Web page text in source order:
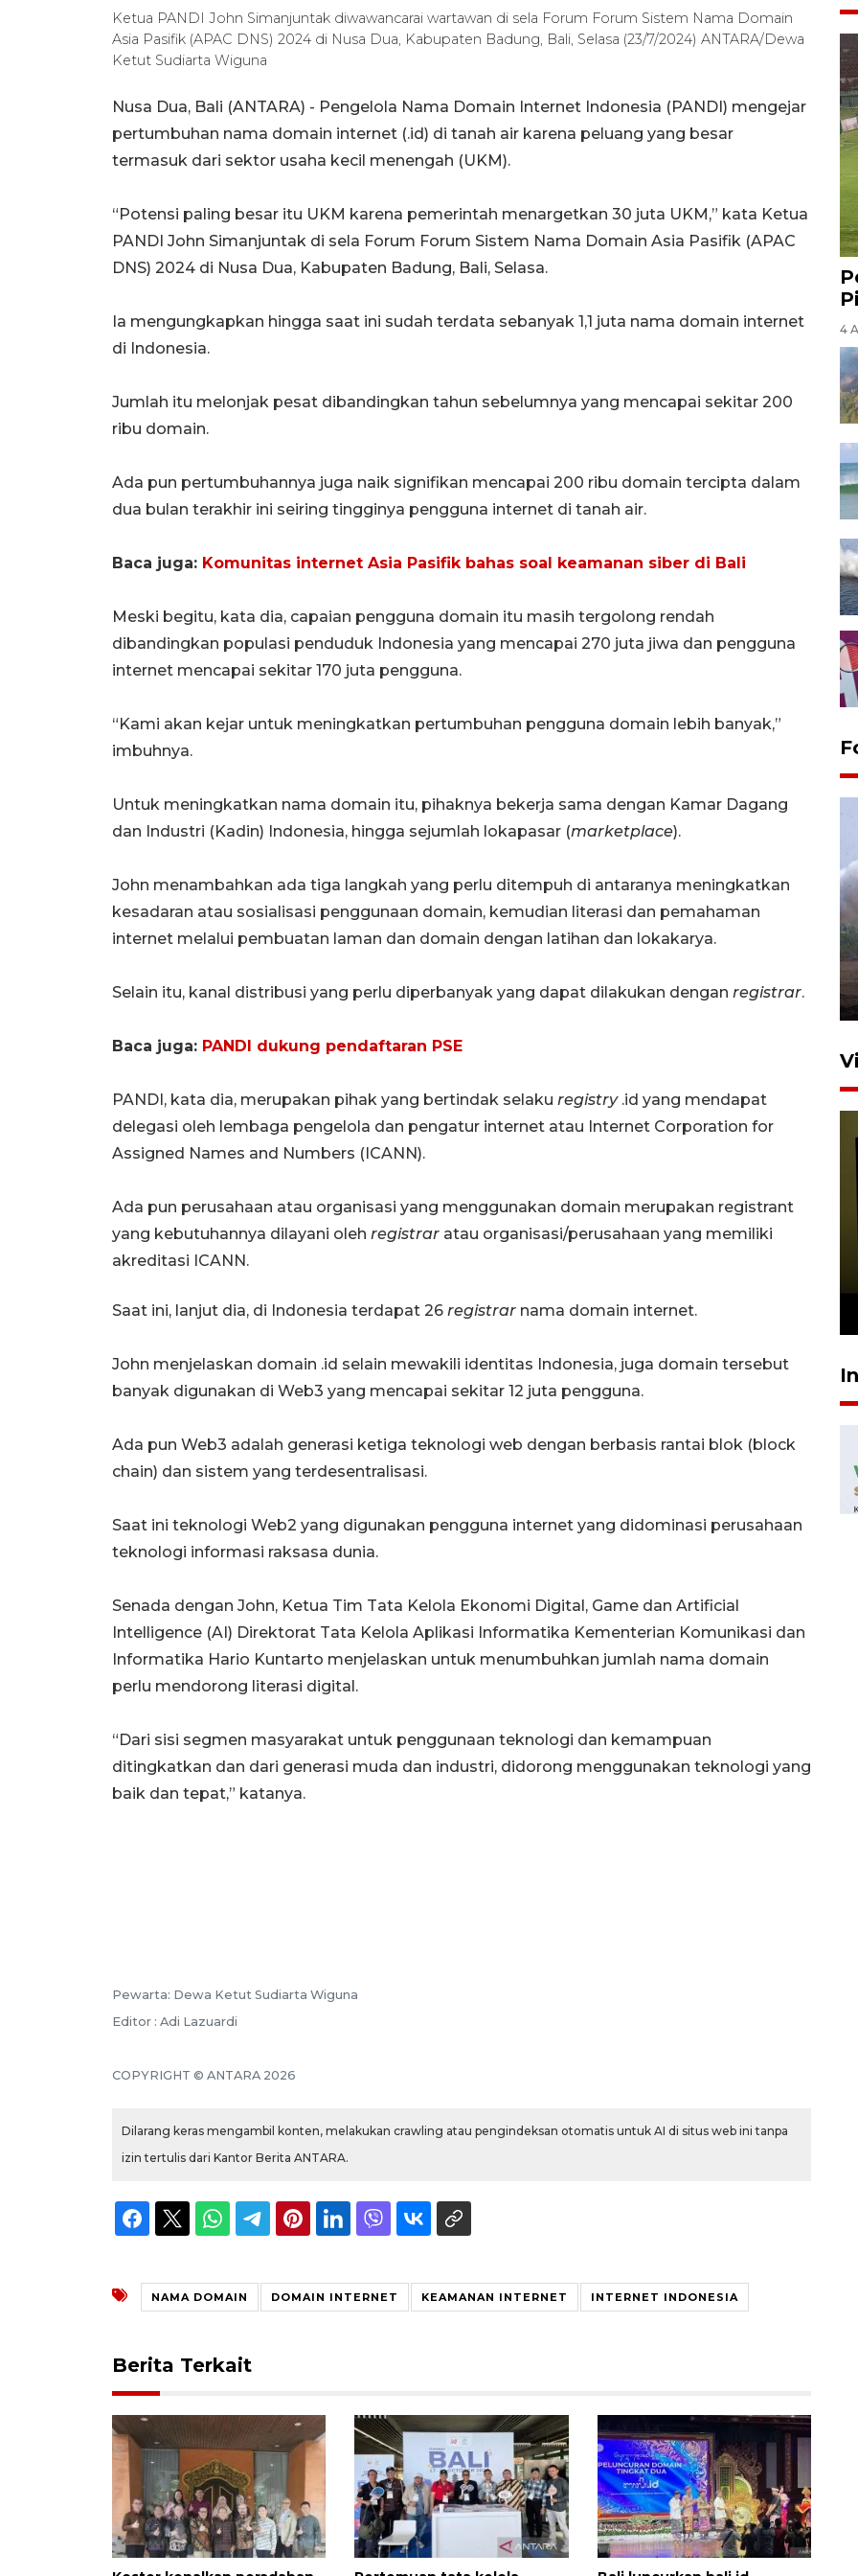
Ketua PANDI John Simanjuntak diwawancarai wartawan di sela Forum Forum Sistem Nama Domain
Asia Pasifik (APAC DNS) 2024 di Nusa Dua, Kabupaten Badung, Bali, Selasa (23/7/2024) ANTARA/Dewa
Ketut Sudiarta Wiguna
Nusa Dua, Bali (ANTARA) - Pengelola Nama Domain Internet Indonesia (PANDI) mengejar
pertumbuhan nama domain internet (.id) di tanah air karena peluang yang besar
termasuk dari sektor usaha kecil menengah (UKM).
“Potensi paling besar itu UKM karena pemerintah menargetkan 30 juta UKM,” kata Ketua
PANDI John Simanjuntak di sela Forum Forum Sistem Nama Domain Asia Pasifik (APAC
DNS) 2024 di Nusa Dua, Kabupaten Badung, Bali, Selasa.
Ia mengungkapkan hingga saat ini sudah terdata sebanyak 1,1 juta nama domain internet
di Indonesia.
Jumlah itu melonjak pesat dibandingkan tahun sebelumnya yang mencapai sekitar 200
ribu domain.
Ada pun pertumbuhannya juga naik signifikan mencapai 200 ribu domain tercipta dalam
dua bulan terakhir ini seiring tingginya pengguna internet di tanah air.
Baca juga: Komunitas internet Asia Pasifik bahas soal keamanan siber di Bali
Meski begitu, kata dia, capaian pengguna domain itu masih tergolong rendah
dibandingkan populasi penduduk Indonesia yang mencapai 270 juta jiwa dan pengguna
internet mencapai sekitar 170 juta pengguna.
“Kami akan kejar untuk meningkatkan pertumbuhan pengguna domain lebih banyak,”
imbuhnya.
Untuk meningkatkan nama domain itu, pihaknya bekerja sama dengan Kamar Dagang
dan Industri (Kadin) Indonesia, hingga sejumlah lokapasar (marketplace).
John menambahkan ada tiga langkah yang perlu ditempuh di antaranya meningkatkan
kesadaran atau sosialisasi penggunaan domain, kemudian literasi dan pemahaman
internet melalui pembuatan laman dan domain dengan latihan dan lokakarya.
Selain itu, kanal distribusi yang perlu diperbanyak yang dapat dilakukan dengan registrar.
Baca juga: PANDI dukung pendaftaran PSE
PANDI, kata dia, merupakan pihak yang bertindak selaku registry.id yang mendapat
delegasi oleh lembaga pengelola dan pengatur internet atau Internet Corporation for
Assigned Names and Numbers (ICANN).
Ada pun perusahaan atau organisasi yang menggunakan domain merupakan registrant
yang kebutuhannya dilayani oleh registrar atau organisasi/perusahaan yang memiliki
akreditasi ICANN.
Saat ini, lanjut dia, di Indonesia terdapat 26 registrar nama domain internet.
John menjelaskan domain .id selain mewakili identitas Indonesia, juga domain tersebut
banyak digunakan di Web3 yang mencapai sekitar 12 juta pengguna.
Ada pun Web3 adalah generasi ketiga teknologi web dengan berbasis rantai blok (block
chain) dan sistem yang terdesentralisasi.
Saat ini teknologi Web2 yang digunakan pengguna internet yang didominasi perusahaan
teknologi informasi raksasa dunia.
Senada dengan John, Ketua Tim Tata Kelola Ekonomi Digital, Game dan Artificial
Intelligence (AI) Direktorat Tata Kelola Aplikasi Informatika Kementerian Komunikasi dan
Informatika Hario Kuntarto menjelaskan untuk menumbuhkan jumlah nama domain
perlu mendorong literasi digital.
“Dari sisi segmen masyarakat untuk penggunaan teknologi dan kemampuan
ditingkatkan dan dari generasi muda dan industri, didorong menggunakan teknologi yang
baik dan tepat,” katanya.
Pewarta: Dewa Ketut Sudiarta Wiguna
Editor : Adi Lazuardi
COPYRIGHT © ANTARA 2026
Dilarang keras mengambil konten, melakukan crawling atau pengindeksan otomatis untuk AI di situs web ini tanpa
izin tertulis dari Kantor Berita ANTARA.
NAMA DOMAIN DOMAIN INTERNET KEAMANAN INTERNET INTERNET INDONESIA
Berita Terkait
4
Sebanyak 62 penumpang
selamat dari kebakaran KM
Mutiara Sentosa II
4 Agustus 2026 19:23
Persiapan Skuad Garuda
23 Juli 2026 19:12